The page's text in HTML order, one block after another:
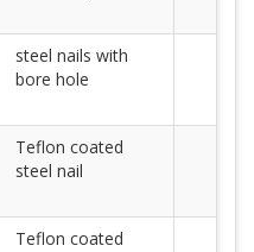
steel nails with
bore hole
Teflon coated
steel nail
Teflon coated